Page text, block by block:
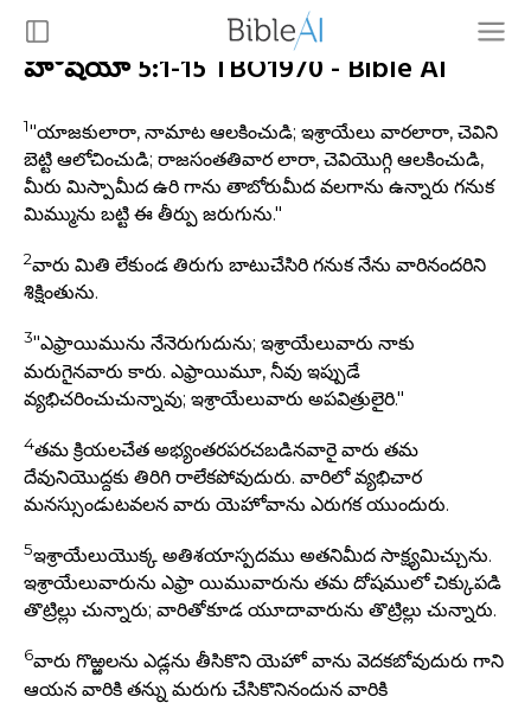
హోషేయా 5:1-15 TBO1970 - Bible AI
1"యాజకులారా, నామాట ఆలకించుడి; ఇశ్రాయేలు వారలారా, చెవిని
బెట్టి ఆలోచించుడి; రాజసంతతివార లారా, చెవియొగ్గి ఆలకించుడి,
మీరు మిస్పామీద ఉరి గాను తాబోరుమీద వలగాను ఉన్నారు గనుక
మిమ్మును బట్టి ఈ తీర్పు జరుగును."
2వారు మితి లేకుండ తిరుగు బాటుచేసిరి గనుక నేను వారినందరిని
శిక్షింతును.
3"ఎఫ్రాయిమును నేనెరుగుదును; ఇశ్రాయేలువారు నాకు
మరుగైనవారు కారు. ఎఫ్రాయిమూ, నీవు ఇప్పుడే
వ్యభిచరించుచున్నావు; ఇశ్రాయేలువారు అపవిత్రులైరి."
4తమ క్రియలచేత అభ్యంతరపరచబడినవారై వారు తమ
దేవునియొద్దకు తిరిగి రాలేకపోవుదురు. వారిలో వ్యభిచార
మనస్సుండుటవలన వారు యెహోవాను ఎరుగక యుందురు.
5ఇశ్రాయేలుయొక్క అతిశయాస్పదము అతనిమీద సాక్ష్యమిచ్చును.
ఇశ్రాయేలువారును ఎఫ్రా యిమువారును తమ దోషములో చిక్కుపడి
తొట్రిల్లు చున్నారు; వారితోకూడ యూదావారును తొట్రిల్లు చున్నారు.
6వారు గొఱ్ఱలను ఎడ్లను తీసికొని యెహో వాను వెదకబోవుదురు గాని
ఆయన వారికి తన్ను మరుగు చేసికొనినందున వారికి